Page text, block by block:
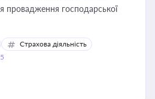
провадження господарської
Страхова діяльність